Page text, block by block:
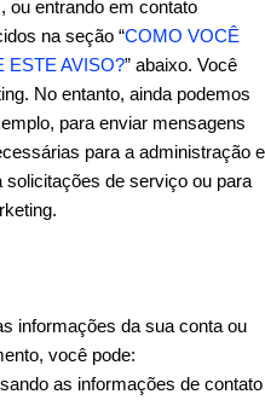
ou entrando em contato
na seção “COMO VOCÊ
ESTE AVISO?” abaixo. Você
No entanto, ainda podemos
para enviar mensagens
para a administração e
solicitações de serviço ou para
informações da sua conta ou
você pode:
as informações de contato